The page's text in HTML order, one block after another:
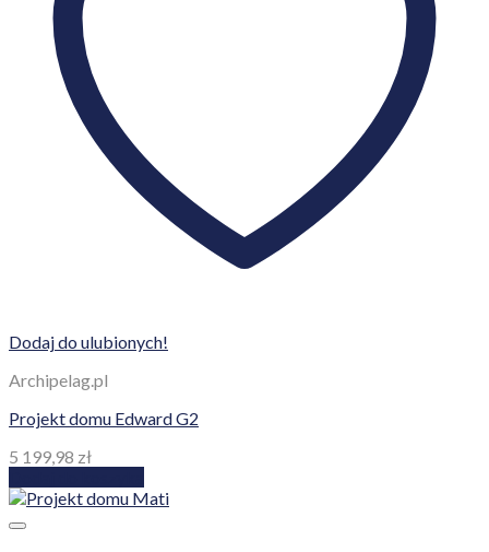
Dodaj do ulubionych!
Archipelag.pl
Projekt domu Edward G2
5 199,98 zł